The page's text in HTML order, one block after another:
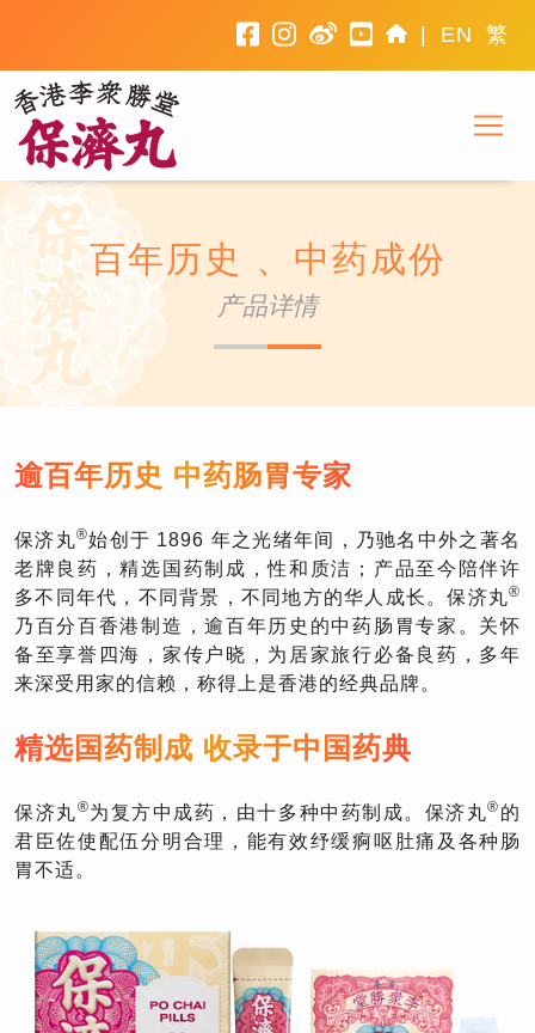
facebook
instagram
weiboyoutube
home
EN 繁
香港李众胜堂
百年历史 、中药成份
产品详情
逾百年历史 中药肠胃专家
保济丸®始创于 1896 年之光绪年间，乃驰名中外之著名
老牌良药，精选国药制成，性和质洁；产品至今陪伴许
多不同年代，不同背景，不同地方的华人成长。保济丸®
乃百分百香港制造，逾百年历史的中药肠胃专家。关怀
备至享誉四海，家传户晓，为居家旅行必备良药，多年
来深受用家的信赖，称得上是香港的经典品牌。
精选国药制成 收录于中国药典
保济丸®为复方中成药，由十多种中药制成。保济丸® 的
君臣佐使配伍分明合理，能有效纾缓痾呕肚痛及各种肠
胃不适。